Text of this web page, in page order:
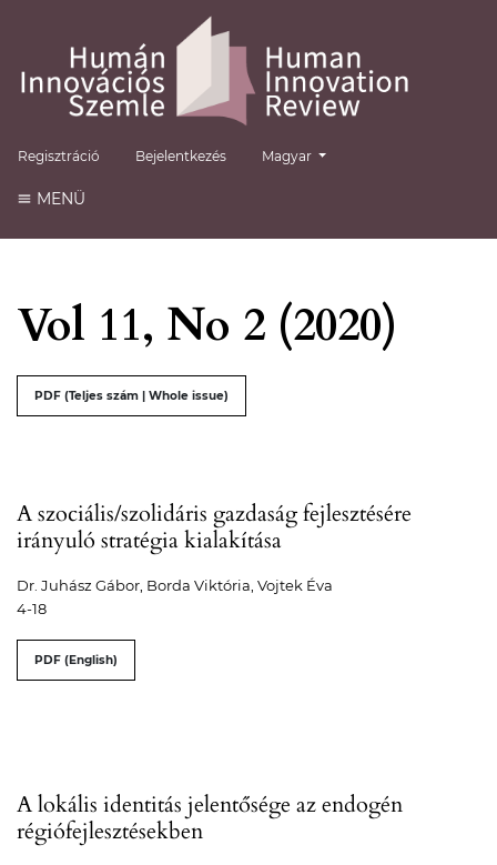
Regisztráció Bejelentkezés Magyar
MENÜ
Vol 11, No 2 (2020)
##issue.tableOfContents##
PDF (Teljes szám | Whole issue)
A szociális/szolidáris gazdaság fejlesztésére
irányuló stratégia kialakítása
Dr. Juhász Gábor, Borda Viktória, Vojtek Éva
4-18
PDF (English)
A lokális identitás jelentősége az endogén
régiófejlesztésekben